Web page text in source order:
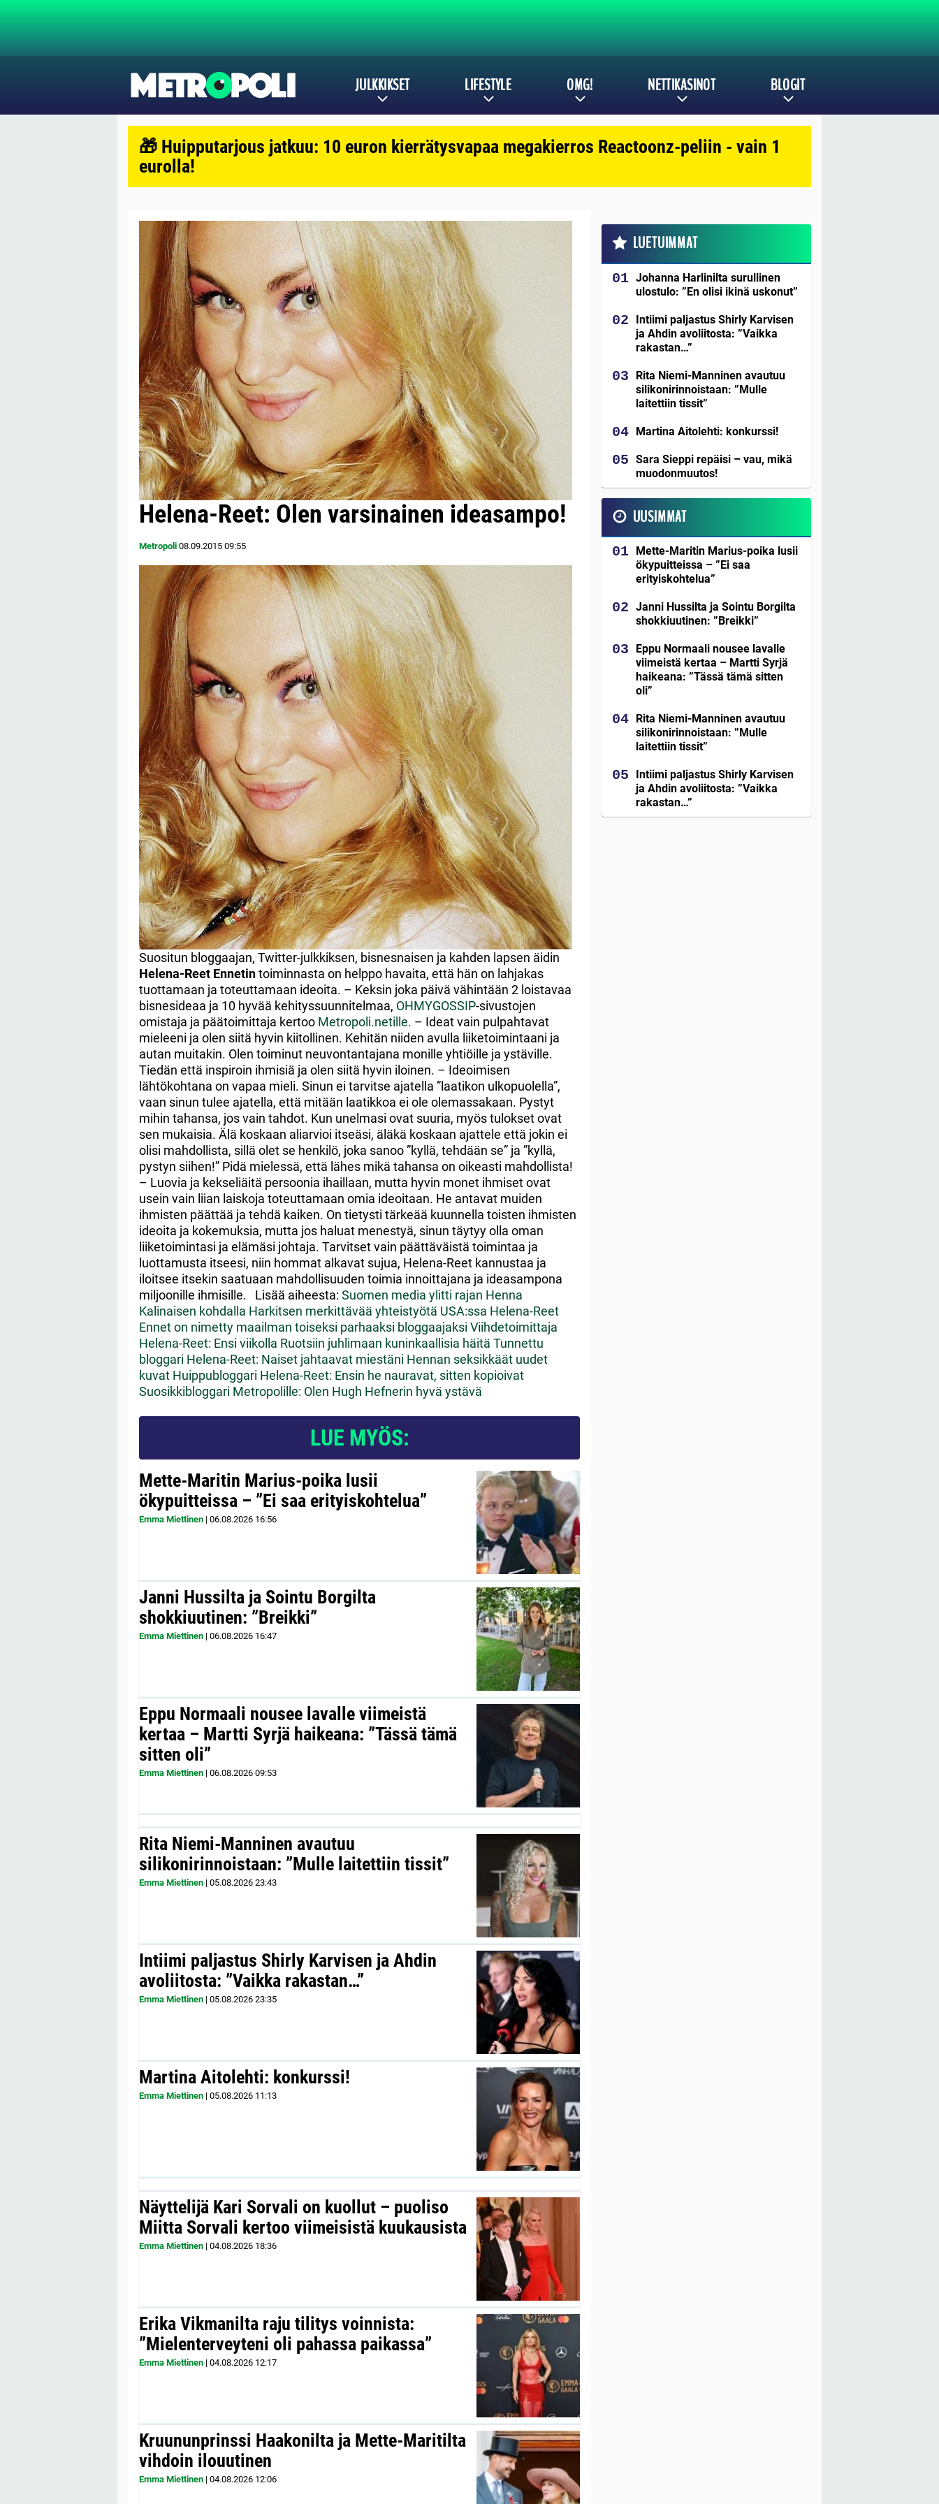
JULKKIKSET LIFESTYLE OMG! NETTIKASINOT BLOGIT
🎁 Huipputarjous jatkuu: 10 euron kierrätysvapaa megakierros Reactoonz-peliin - vain 1
eurolla!
Helena-Reet: Olen varsinainen ideasampo!
Metropoli 08.09.2015 09:55
Suositun bloggaajan, Twitter-julkkiksen, bisnesnaisen ja kahden lapsen äidin
Helena-Reet Ennetintoiminnasta on helppo havaita, että hän on lahjakas
tuottamaan ja toteuttamaan ideoita. – Keksin joka päivä vähintään 2 loistavaa
bisnesideaa ja 10 hyvää kehityssuunnitelmaa, OHMYGOSSIP-sivustojen
omistaja ja päätoimittaja kertoo Metropoli.netille. – Ideat vain pulpahtavat
mieleeni ja olen siitä hyvin kiitollinen. Kehitän niiden avulla liiketoimintaani ja
autan muitakin. Olen toiminut neuvontantajana monille yhtiöille ja ystäville.
Tiedän että inspiroin ihmisiä ja olen siitä hyvin iloinen. – Ideoimisen
lähtökohtana on vapaa mieli. Sinun ei tarvitse ajatella ”laatikon ulkopuolella”,
vaan sinun tulee ajatella, että mitään laatikkoa ei ole olemassakaan. Pystyt
mihin tahansa, jos vain tahdot. Kun unelmasi ovat suuria, myös tulokset ovat
sen mukaisia. Älä koskaan aliarvioi itseäsi, äläkä koskaan ajattele että jokin ei
olisi mahdollista, sillä olet se henkilö, joka sanoo ”kyllä, tehdään se” ja ”kyllä,
pystyn siihen!” Pidä mielessä, että lähes mikä tahansa on oikeasti mahdollista!
– Luovia ja kekseliäitä persoonia ihaillaan, mutta hyvin monet ihmiset ovat
usein vain liian laiskoja toteuttamaan omia ideoitaan. He antavat muiden
ihmisten päättää ja tehdä kaiken. On tietysti tärkeää kuunnella toisten ihmisten
ideoita ja kokemuksia, mutta jos haluat menestyä, sinun täytyy olla oman
liiketoimintasi ja elämäsi johtaja. Tarvitset vain päättäväistä toimintaa ja
luottamusta itseesi, niin hommat alkavat sujua, Helena-Reet kannustaa ja
iloitsee itsekin saatuaan mahdollisuuden toimia innoittajana ja ideasampona
miljoonille ihmisille. Lisää aiheesta: Suomen media ylitti rajan Henna
Kalinaisen kohdalla Harkitsen merkittävää yhteistyötä USA:ssa Helena-Reet
Ennet on nimetty maailman toiseksi parhaaksi bloggaajaksi Viihdetoimittaja
Helena-Reet: Ensi viikolla Ruotsiin juhlimaan kuninkaallisia häitä Tunnettu
bloggari Helena-Reet: Naiset jahtaavat miestäni Hennan seksikkäät uudet
kuvat Huippubloggari Helena-Reet: Ensin he nauravat, sitten kopioivat
Suosikkibloggari Metropolille: Olen Hugh Hefnerin hyvä ystävä
LUE MYÖS:
Mette-Maritin Marius-poika lusii
ökypuitteissa – ”Ei saa erityiskohtelua”
Emma Miettinen | 06.08.2026 16:56
Janni Hussilta ja Sointu Borgilta
shokkiuutinen: ”Breikki”
Emma Miettinen | 06.08.2026 16:47
Eppu Normaali nousee lavalle viimeistä
kertaa – Martti Syrjä haikeana: ”Tässä tämä
sitten oli”
Emma Miettinen | 06.08.2026 09:53
Rita Niemi-Manninen avautuu
silikonirinnoistaan: ”Mulle laitettiin tissit”
Emma Miettinen | 05.08.2026 23:43
Intiimi paljastus Shirly Karvisen ja Ahdin
avoliitosta: ”Vaikka rakastan…”
Emma Miettinen | 05.08.2026 23:35
Martina Aitolehti: konkurssi!
Emma Miettinen | 05.08.2026 11:13
Näyttelijä Kari Sorvali on kuollut – puoliso
Miitta Sorvali kertoo viimeisistä kuukausista
Emma Miettinen | 04.08.2026 18:36
Erika Vikmanilta raju tilitys voinnista:
”Mielenterveyteni oli pahassa paikassa”
Emma Miettinen | 04.08.2026 12:17
Kruununprinssi Haakonilta ja Mette-Maritilta
vihdoin ilouutinen
Emma Miettinen | 04.08.2026 12:06
LUETUIMMAT
Johanna Harlinilta surullinen
ulostulo: ”En olisi ikinä uskonut”
Intiimi paljastus Shirly Karvisen
ja Ahdin avoliitosta: ”Vaikka
rakastan…”
Rita Niemi-Manninen avautuu
silikonirinnoistaan: ”Mulle
laitettiin tissit”
Martina Aitolehti: konkurssi!
Sara Sieppi repäisi – vau, mikä
muodonmuutos!
UUSIMMAT
Mette-Maritin Marius-poika lusii
ökypuitteissa – ”Ei saa
erityiskohtelua”
Janni Hussilta ja Sointu Borgilta
shokkiuutinen: ”Breikki”
Eppu Normaali nousee lavalle
viimeistä kertaa – Martti Syrjä
haikeana: ”Tässä tämä sitten
oli”
Rita Niemi-Manninen avautuu
silikonirinnoistaan: ”Mulle
laitettiin tissit”
Intiimi paljastus Shirly Karvisen
ja Ahdin avoliitosta: ”Vaikka
rakastan…”